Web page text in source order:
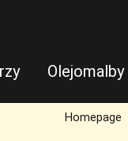
Olejomalby
Homepage